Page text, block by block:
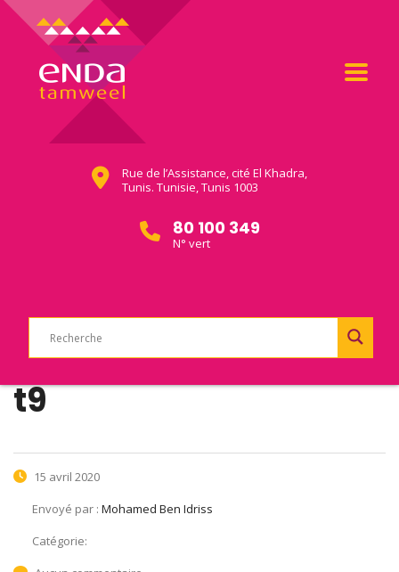
Rue de l’Assistance, cité El Khadra,
Tunis. Tunisie, Tunis 1003
80 100 349
N° vert
t9
15 avril 2020
Envoyé par : Mohamed Ben Idriss
Catégorie: